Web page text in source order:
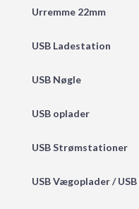
Urremme 22mm
USB Ladestation
USB Nøgle
USB oplader
USB Strømstationer
USB Vægoplader /